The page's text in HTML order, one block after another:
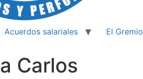
Acuerdos salariales El Gremio
Carlos